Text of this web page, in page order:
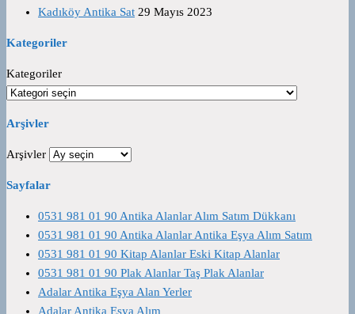
Kadıköy Antika Sat 29 Mayıs 2023
Kategoriler
Kategoriler
Arşivler
Arşivler
Sayfalar
0531 981 01 90 Antika Alanlar Alım Satım Dükkanı
0531 981 01 90 Antika Alanlar Antika Eşya Alım Satım
0531 981 01 90 Kitap Alanlar Eski Kitap Alanlar
0531 981 01 90 Plak Alanlar Taş Plak Alanlar
Adalar Antika Eşya Alan Yerler
Adalar Antika Eşya Alım